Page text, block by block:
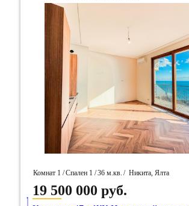
Комнат 1 /Спален 1 /36 м.кв. / Никита, Ялта
/ Идентификатор собственность 95988
19 500 000 руб.
____